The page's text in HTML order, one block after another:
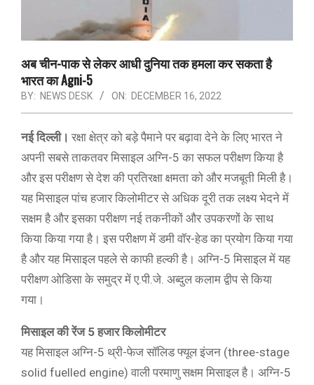
अब चीन-पाक से लेकर आधी दुनिया तक हमला कर सकता है
भारत का Agni-5
BY: NEWS DESK ON: DECEMBER 16, 2022
नई दिल्ली। रक्षा क्षेत्र को बड़े पैमाने पर बढ़ावा देने के लिए भारत ने
अपनी सबसे ताकतवर मिसाइल अग्नि-5 का सफल परीक्षण किया है
और इस परीक्षण से देश की प्रतिरक्षा क्षमता को और मजबूती मिली है।
यह मिसाइल पांच हजार किलोमीटर से अधिक दूरी तक लक्ष्य भेदने में
सक्षम है और इसका परीक्षण नई तकनीकों और उपकरणों के साथ
किया किया गया है। इस परीक्षण में डमी वॉर-हेड का प्रयोग किया गया
है और यह मिसाइल पहले से काफी हल्की है। अग्नि-5 मिसाइल में यह
परीक्षण ओडिसा के समुद्र में ए.पी.जे. अब्‍दुल कलाम द्वीप से किया
गया।
मिसाइल की रेंज 5 हजार किलोमीटर
यह मिसाइल अग्नि-5 थ्री-फेज सॉलिड फ्यूल इंजन (three-stage
solid fuelled engine) वाली परमाणु सक्षम मिसाइल है। अग्नि-5